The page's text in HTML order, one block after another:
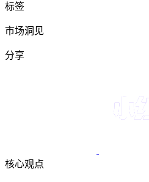
标签
市场洞见
分享
核心观点